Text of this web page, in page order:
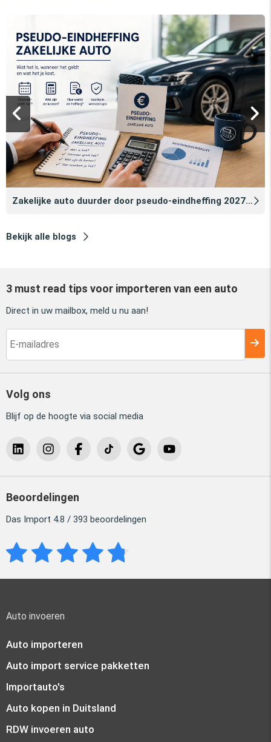
Zakelijke auto duurder door pseudo‑eindheffing 2027: zo voorkomt u dat
Bekijk alle blogs
3 must read tips voor importeren van een auto
Direct in uw mailbox, meld u nu aan!
Volg ons
Blijf op de hoogte via social media
Beoordelingen
Das Import 4.8 / 393 beoordelingen
Auto invoeren
Auto importeren
Auto import service pakketten
Importauto's
Auto kopen in Duitsland
RDW invoeren auto